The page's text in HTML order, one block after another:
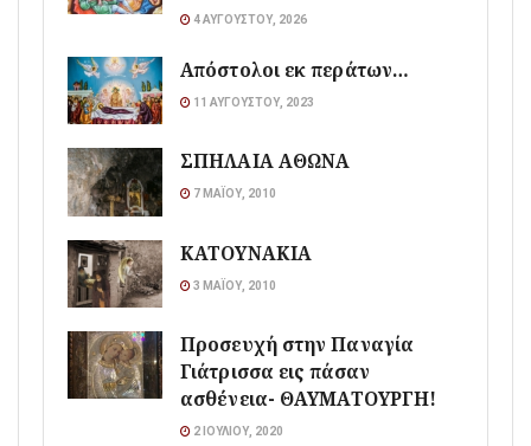
4 ΑΥΓΟΎΣΤΟΥ, 2026
Απόστολοι εκ περάτων…
11 ΑΥΓΟΎΣΤΟΥ, 2023
ΣΠΗΛΑΙΑ ΑΘΩΝΑ
7 ΜΑΪ́ΟΥ, 2010
ΚΑΤΟΥΝΑΚΙΑ
3 ΜΑΪ́ΟΥ, 2010
Προσευχή στην Παναγία
Γιάτρισσα εις πάσαν
ασθένεια- ΘΑΥΜΑΤΟΥΡΓΗ!
2 ΙΟΥΛΊΟΥ, 2020